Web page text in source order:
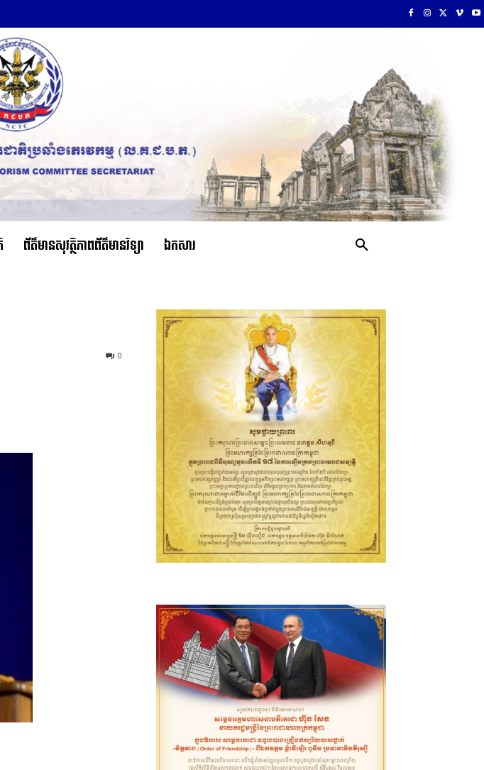
ព័ត៌មានសុវត្ថិភាពព័ត៌មានវិទ្យា ឯកសារ
0